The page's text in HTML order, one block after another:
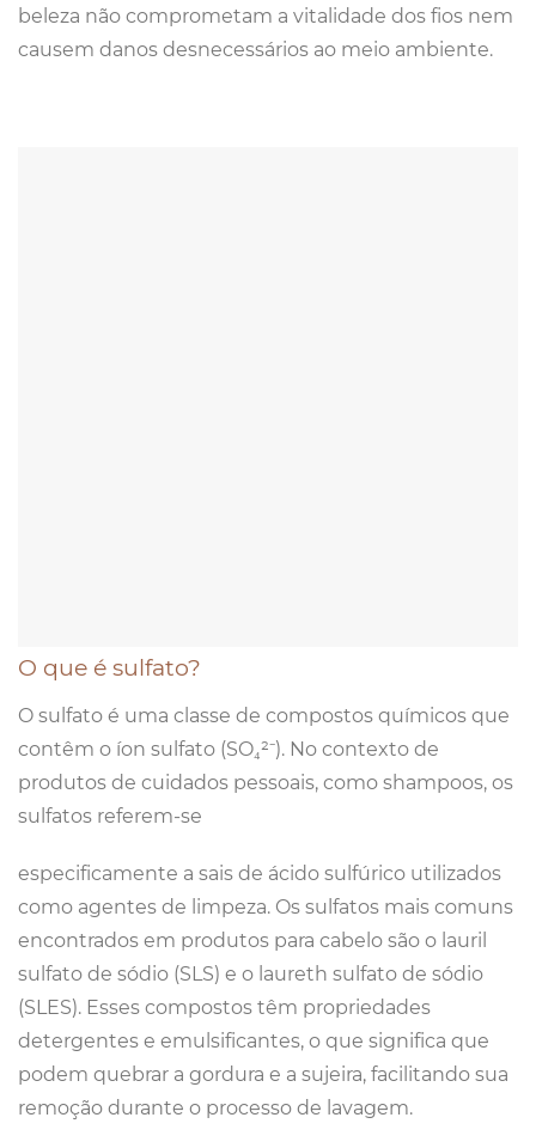
beleza não comprometam a vitalidade dos fios nem
causem danos desnecessários ao meio ambiente.
O que é sulfato?
O sulfato é uma classe de compostos químicos que
contêm o íon sulfato (SO₄²⁻). No contexto de
produtos de cuidados pessoais, como shampoos, os
sulfatos referem-se
especificamente a sais de ácido sulfúrico utilizados
como agentes de limpeza. Os sulfatos mais comuns
encontrados em produtos para cabelo são o lauril
sulfato de sódio (SLS) e o laureth sulfato de sódio
(SLES). Esses compostos têm propriedades
detergentes e emulsificantes, o que significa que
podem quebrar a gordura e a sujeira, facilitando sua
remoção durante o processo de lavagem.